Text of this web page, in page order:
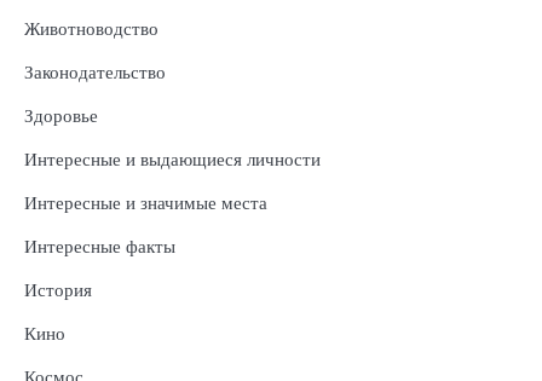
Животноводство
Законодательство
Здоровье
Интересные и выдающиеся личности
Интересные и значимые места
Интересные факты
История
Кино